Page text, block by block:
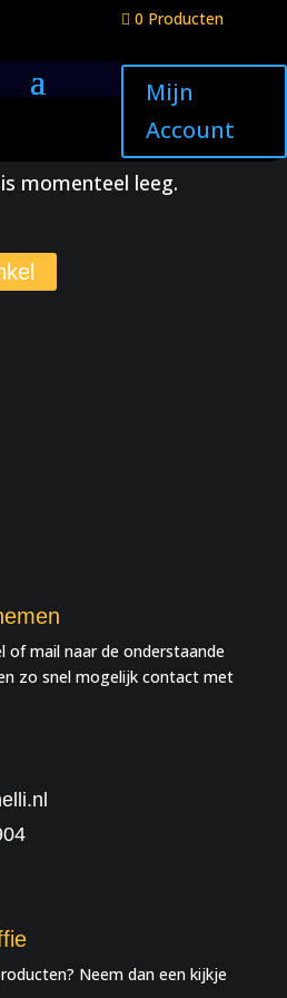
 0 Producten
Mijn
Account
momenteel leeg.
of mail naar de onderstaande
zo snel mogelijk contact met
Neem dan een kijkje